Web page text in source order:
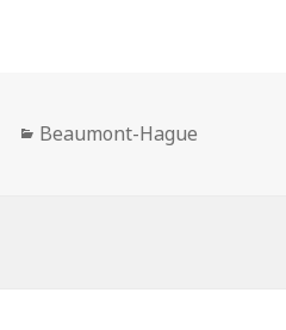
Catégories
Beaumont-Hague